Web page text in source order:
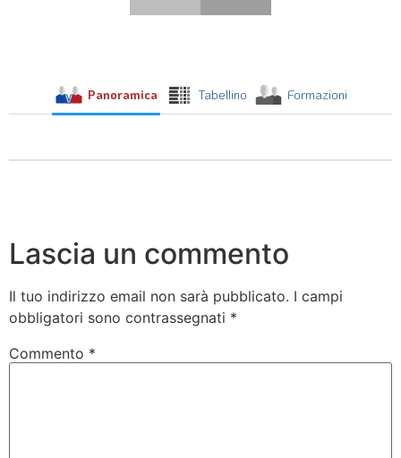
Panoramica Tabellino Formazioni
Lascia un commento
Il tuo indirizzo email non sarà pubblicato. I campi
obbligatori sono contrassegnati *
Commento *